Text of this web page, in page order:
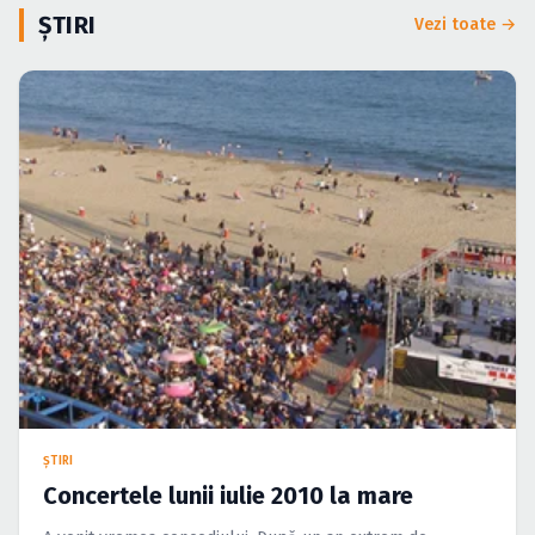
ȘTIRI Vezi toate →
ŞTIRI
Concertele lunii iulie 2010 la mare